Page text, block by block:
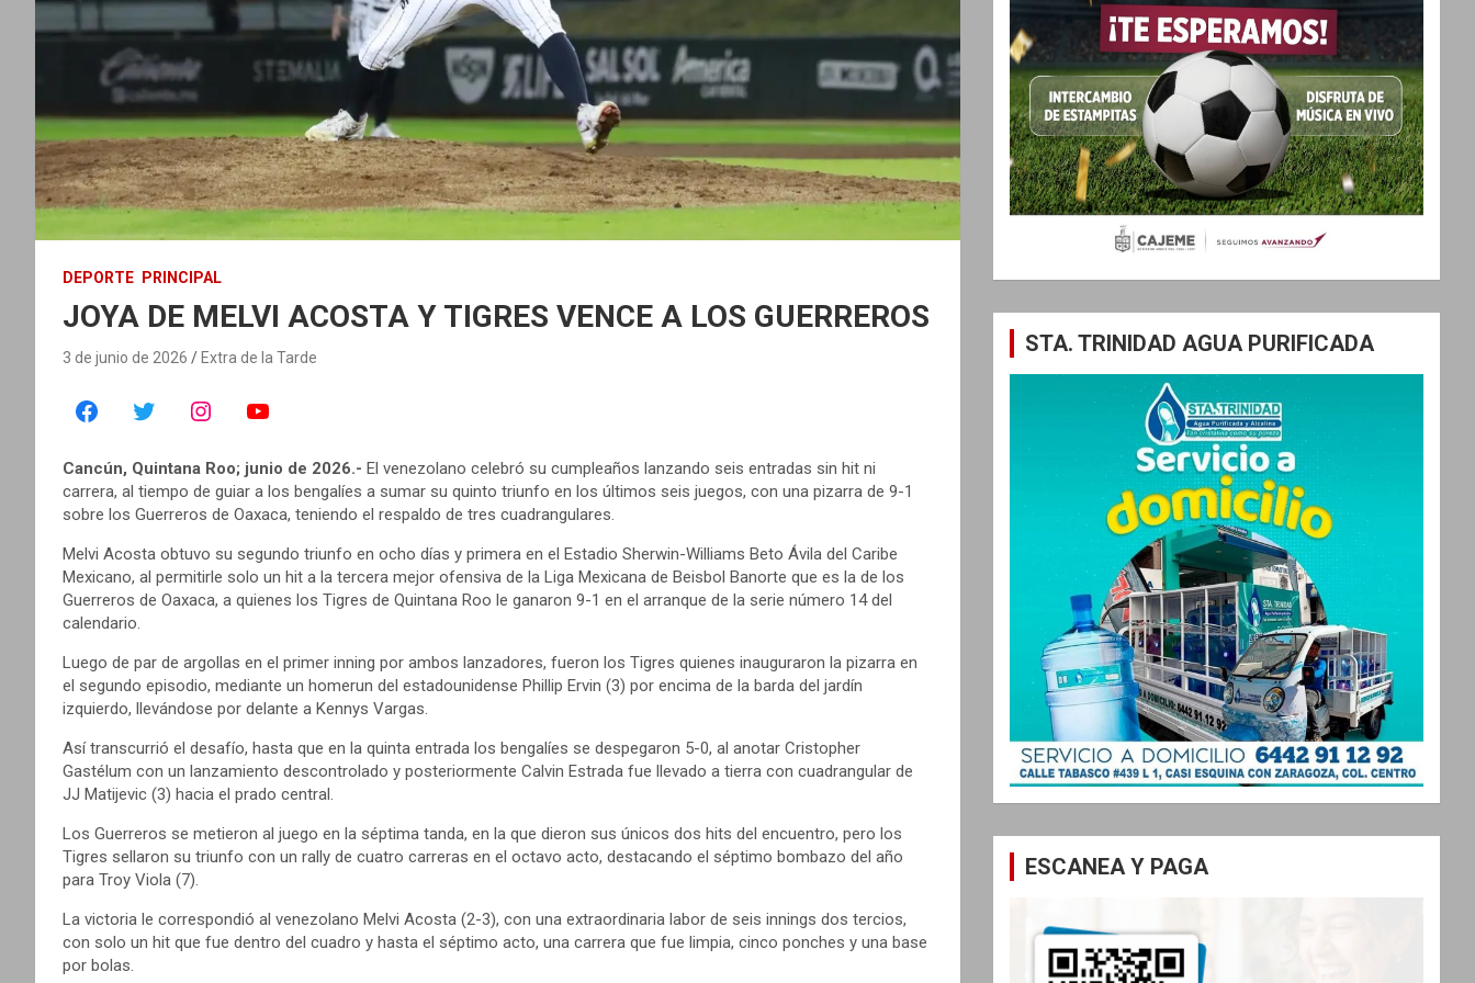
DEPORTE PRINCIPAL
JOYA DE MELVI ACOSTA Y TIGRES VENCE A LOS GUERREROS
3 de junio de 2026 Extra de la Tarde
Cancún, Quintana Roo; junio de 2026.- El venezolano celebró su cumpleaños lanzando seis entradas sin hit ni
carrera, al tiempo de guiar a los bengalíes a sumar su quinto triunfo en los últimos seis juegos, con una pizarra de 9-1
sobre los Guerreros de Oaxaca, teniendo el respaldo de tres cuadrangulares.
Melvi Acosta obtuvo su segundo triunfo en ocho días y primera en el Estadio Sherwin-Williams Beto Ávila del Caribe
Mexicano, al permitirle solo un hit a la tercera mejor ofensiva de la Liga Mexicana de Beisbol Banorte que es la de los
Guerreros de Oaxaca, a quienes los Tigres de Quintana Roo le ganaron 9-1 en el arranque de la serie número 14 del
calendario.
Luego de par de argollas en el primer inning por ambos lanzadores, fueron los Tigres quienes inauguraron la pizarra en
el segundo episodio, mediante un homerun del estadounidense Phillip Ervin (3) por encima de la barda del jardín
izquierdo, llevándose por delante a Kennys Vargas.
Así transcurrió el desafío, hasta que en la quinta entrada los bengalíes se despegaron 5-0, al anotar Cristopher
Gastélum con un lanzamiento descontrolado y posteriormente Calvin Estrada fue llevado a tierra con cuadrangular de
JJ Matijevic (3) hacia el prado central.
Los Guerreros se metieron al juego en la séptima tanda, en la que dieron sus únicos dos hits del encuentro, pero los
Tigres sellaron su triunfo con un rally de cuatro carreras en el octavo acto, destacando el séptimo bombazo del año
para Troy Viola (7).
La victoria le correspondió al venezolano Melvi Acosta (2-3), con una extraordinaria labor de seis innings dos tercios,
con solo un hit que fue dentro del cuadro y hasta el séptimo acto, una carrera que fue limpia, cinco ponches y una base
por bolas.
STA. TRINIDAD AGUA PURIFICADA
ESCANEA Y PAGA